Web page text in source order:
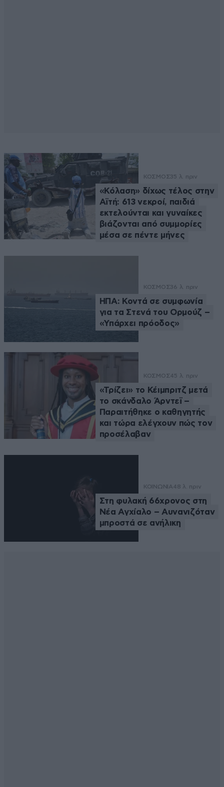
ΚΟΣΜΟΣ35 λ. πριν
«Κόλαση» δίχως τέλος στην
Αϊτή: 613 νεκροί, παιδιά
εκτελούνται και γυναίκες
βιάζονται από συμμορίες
μέσα σε πέντε μήνες
ΚΟΣΜΟΣ36 λ. πριν
ΗΠΑ: Κοντά σε συμφωνία
για τα Στενά του Ορμούζ –
«Υπάρχει πρόοδος»
ΚΟΣΜΟΣ45 λ. πριν
«Τρίζει» το Κέιμπριτζ μετά
το σκάνδαλο Άρντεϊ –
Παραιτήθηκε ο καθηγητής
και τώρα ελέγχουν πώς τον
προσέλαβαν
ΚΟΙΝΩΝΙΑ48 λ. πριν
Στη φυλακή 66χρονος στη
Νέα Αγχίαλο – Αυνανιζόταν
μπροστά σε ανήλικη